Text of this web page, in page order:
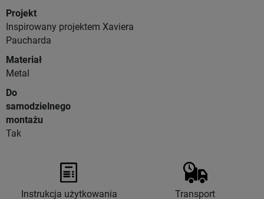
Projekt
Inspirowany projektem Xaviera
Paucharda
Materiał
Metal
Do
samodzielnego
montażu
Tak
Instrukcja użytkowania Transport